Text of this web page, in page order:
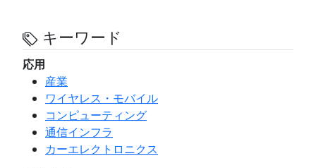
キーワード
応用
産業
ワイヤレス・モバイル
コンピューティング
通信インフラ
カーエレクトロニクス